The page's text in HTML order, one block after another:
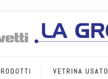
VETRINA USATO